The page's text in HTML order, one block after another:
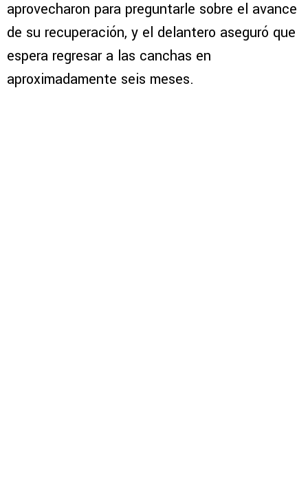
aprovecharon para preguntarle sobre el avance
de su recuperación, y el delantero aseguró que
espera regresar a las canchas en
aproximadamente seis meses.